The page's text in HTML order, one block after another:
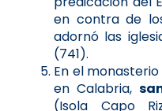
en contra de
adornó las
(741).
En el
en Calabria,
(Isola Capo